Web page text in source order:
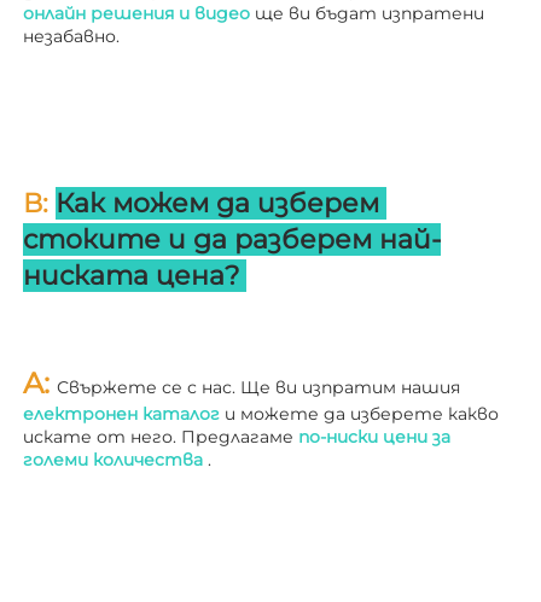
онлайн решения и видео ще ви бъдат изпратени
незабавно.
В: Как можем да изберем
стоките и да разберем най-
ниската цена?
A:
електронен каталог и можете да изберете какво
искате от него. Предлагаме по-ниски цени за
големи количества .